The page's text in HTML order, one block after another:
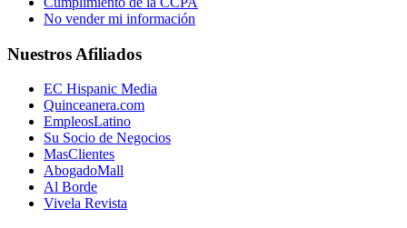
No vender mi información
Nuestros Afiliados
EC Hispanic Media
Quinceanera.com
EmpleosLatino
Su Socio de Negocios
MasClientes
AbogadoMall
Al Borde
Vivela Revista